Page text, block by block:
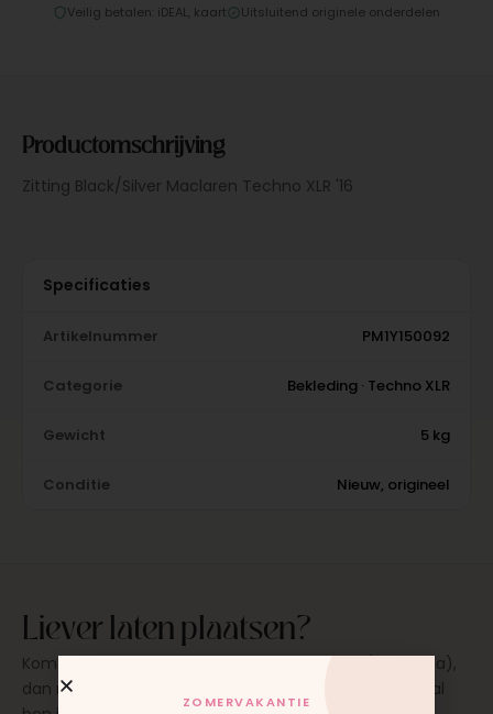
Veilig betalen: iDEAL, kaart Uitsluitend originele onderdelen
Productomschrijving
Zitting Black/Silver Maclaren Techno XLR '16
Specificaties
Artikelnummer PM1Y150092
Categorie Bekleding · Techno XLR
Gewicht 5 kg
Conditie Nieuw, origineel
Liever laten plaatsen?
Kom langs in onze werkplaats in Moordrecht (bij Gouda),
dan monteren wij het onderdeel direct voor je. Meestal
ZOMERVAKANTIE